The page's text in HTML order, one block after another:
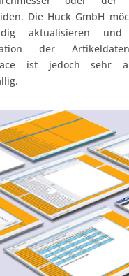
Die Huck GmbH
aktualisieren
der
ist jedoch sehr